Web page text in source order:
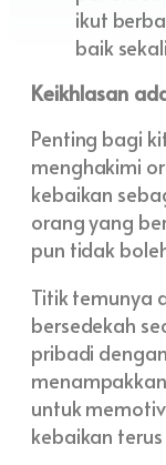
ikut
baik
Keikhlasan
Penting bagi
menghakimi
kebaikan
orang yang
pun tidak
Titik temunya
bersedekah
pribadi
untuk
kebaikan